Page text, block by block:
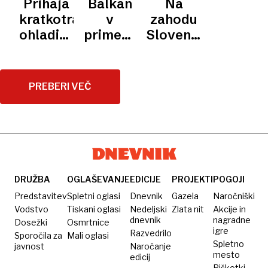
ogroženostdežja ni
na
vidiku
dom,
nad
strel
temperature
bodo
dosegle
stopinj
nastajati
plohe in
Prihaja
kratkotrajna
ohladitev,
ni videti
konca
Balkan
v
primežu
temperature
danes
Na
zahodu
Slovenije
PREBERI VEČ
DRUŽBA
Predstavitev
Vodstvo
Dosežki
Sporočila za
javnost
OGLAŠEVANJE
Spletni oglasi
Tiskani oglasi
Osmrtnice
Mali oglasi
EDICIJE
Dnevnik
Nedeljski
dnevnik
Razvedrilo
Naročanje
edicij
PROJEKTI
Gazela
Zlata nit
POGOJI
Naročniški
Akcije in
nagradne
igre
Spletno
mesto